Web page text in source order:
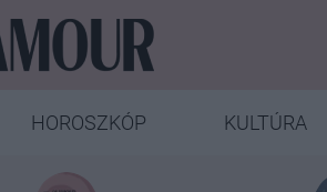
HOROSZKÓP KULTÚRA